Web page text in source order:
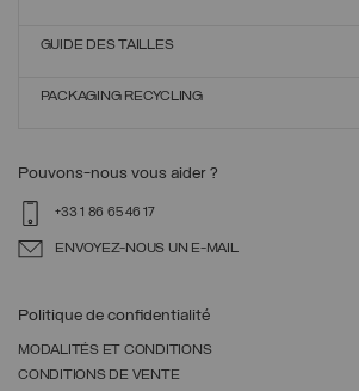
GUIDE DES TAILLES
PACKAGING RECYCLING
Pouvons-nous vous aider ?
+33 1 86 65 46 17
ENVOYEZ-NOUS UN E-MAIL
Politique de confidentialité
MODALITÉS ET CONDITIONS
CONDITIONS DE VENTE